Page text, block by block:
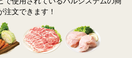
注文できます！